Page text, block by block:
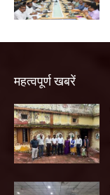
महत्वपूर्ण खबरें